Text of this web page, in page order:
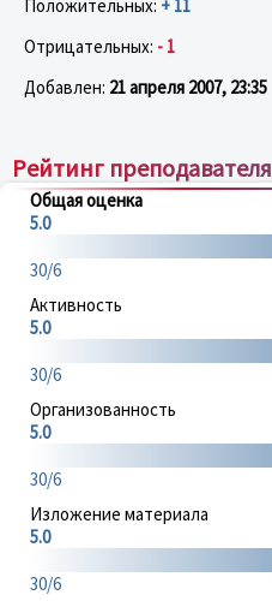
Положительных: + 11
Отрицательных: - 1
Добавлен: 21 апреля 2007, 23:35
Рейтинг преподавателя
Общая оценка
5.0
30/6
Активность
5.0
30/6
Организованность
5.0
30/6
Изложение материала
5.0
30/6